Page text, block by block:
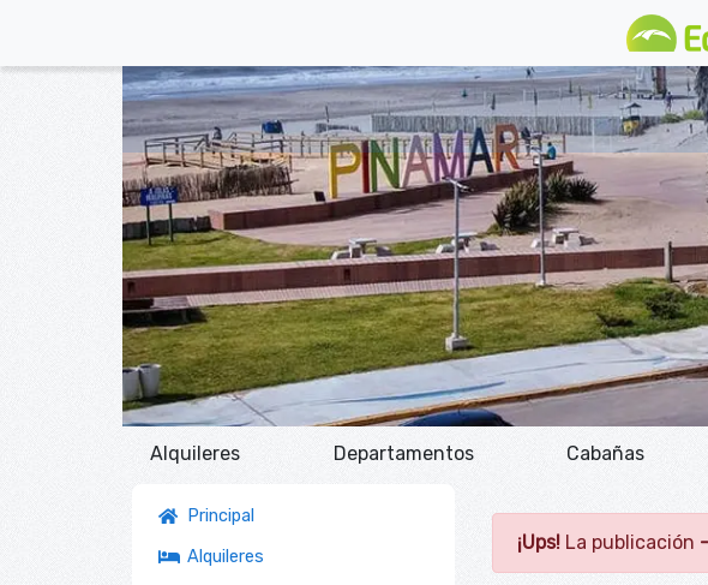
Alquileres Departamentos Cabañas
Principal
Alquileres
¡Ups! La publicación -